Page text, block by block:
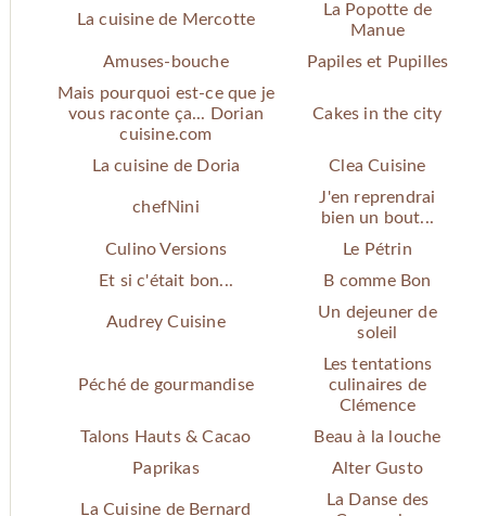
La cuisine de Mercotte
La Popotte de
Manue
Amuses-bouche
Papiles et Pupilles
Mais pourquoi est-ce que je
vous raconte ça... Dorian
cuisine.com
Cakes in the city
La cuisine de Doria Clea Cuisine
chefNini
J'en reprendrai
bien un bout...
Culino Versions
Le Pétrin
Et si c'était bon...
B comme Bon
Audrey Cuisine
Un dejeuner de
soleil
Péché de gourmandise
Les tentations
culinaires de
Clémence
Talons Hauts & Cacao
Beau à la louche
Paprikas
Alter Gusto
La Cuisine de Bernard
La Danse des